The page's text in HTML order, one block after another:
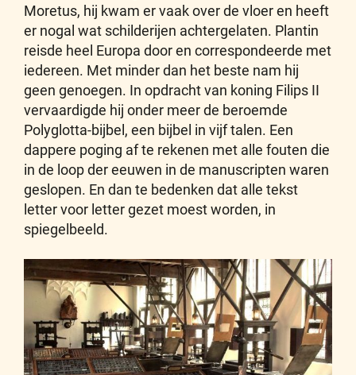
Moretus, hij kwam er vaak over de vloer en heeft
er nogal wat schilderijen achtergelaten. Plantin
reisde heel Europa door en correspondeerde met
iedereen. Met minder dan het beste nam hij
geen genoegen. In opdracht van koning Filips II
vervaardigde hij onder meer de beroemde
Polyglotta-bijbel, een bijbel in vijf talen. Een
dappere poging af te rekenen met alle fouten die
in de loop der eeuwen in de manuscripten waren
geslopen. En dan te bedenken dat alle tekst
letter voor letter gezet moest worden, in
spiegelbeeld.